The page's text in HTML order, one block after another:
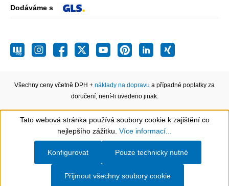
Dodáváme s
Všechny ceny včetně DPH + náklady na dopravu a případné poplatky za
doručení, není-li uvedeno jinak.
Show toolbar
Tato webová stránka používá soubory cookie k zajištění co
nejlepšího zážitku. Více informací...
Pouze technicky nutné
Konfigurovat
Přijmout všechny soubory cookie